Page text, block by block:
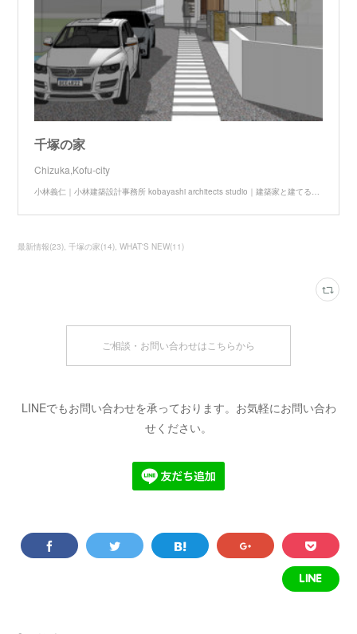
千塚の家
Chizuka,Kofu-city
小林義仁｜小林建築設計事務所 kobayashi architects studio｜建築家と建てる家｜家づくり｜デザイン｜住宅｜店舗｜オフィス｜山梨県｜
最新情報(23) 千塚の家(14) WHAT'S NEW(11)
ご相談・お問い合わせはこちらから
LINEでもお問い合わせを承っております。お気軽にお問い合わ
せください。